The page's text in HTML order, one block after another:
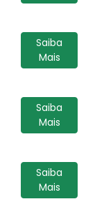
Saiba
Mais
Saiba
Mais
Saiba
Mais